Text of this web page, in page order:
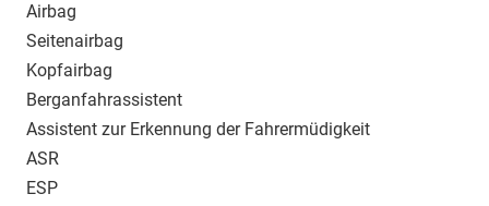
Airbag
Seitenairbag
Kopfairbag
Berganfahrassistent
Assistent zur Erkennung der Fahrermüdigkeit
ASR
ESP